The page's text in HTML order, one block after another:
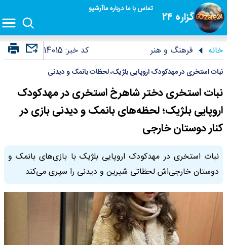
گزاره ۲۴
تماس با مادرباره ماآرشیو
خانه فرهنگ و هنر کد خبر:14015
نبات استخری در مهدکودک اروپایی بلژیک، لحظات بانمک و دیدنی
نبات استخری دختر شاهرخ استخری در مهدکودک
اروپایی بلژیک؛ لحظه‌های بانمک و دیدنی بازی در
کنار دوستان خارجی
نبات استخری در مهدکودک اروپایی بلژیک با بازی‌های بانمک و
دوستان خارجی‌اش لحظاتی شیرین و دیدنی را سپری می‌کند.